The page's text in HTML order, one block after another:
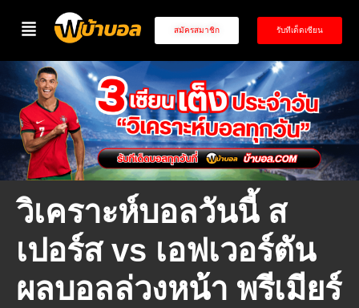
สมัครสมาชิก รับทีเด็ดเซียน
วิเคราะห์บอลวันนี้ ส
เปอร์ส vs เอฟเวอร์ตัน
ผลบอลล่วงหน้า พรีเมียร์